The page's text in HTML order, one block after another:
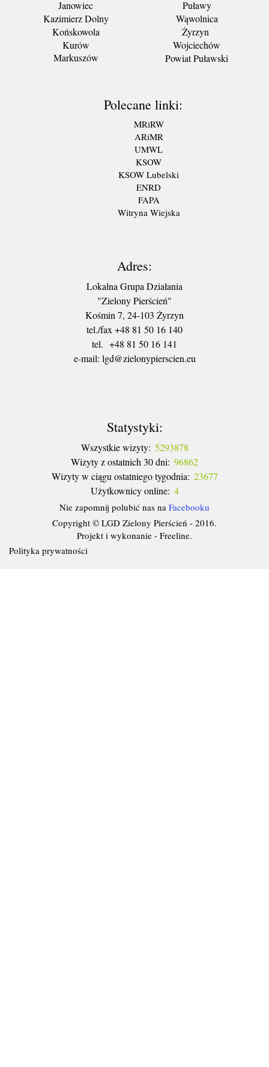
Janowiec
Kazimierz Dolny
Końskowola
Kurów
Markuszów
Puławy
Wąwolnica
Żyrzyn
Wojciechów
Powiat Puławski
Polecane linki:
MRiRW
ARiMR
UMWL
KSOW
KSOW Lubelski
ENRD
FAPA
Witryna Wiejska
Adres:
Lokalna Grupa Działania
"Zielony Pierścień"
Kośmin 7, 24-103 Żyrzyn
tel./fax +48 81 50 16 140
tel. +48 81 50 16 141
​e-mail: lgd@zielonypierscien.eu
Statystyki:
Wszystkie wizyty: 5293878
Wizyty z ostatnich 30 dni: 96862
Wizyty w ciągu ostatniego tygodnia: 23677
Użytkownicy online: 4
Nie zapomnij polubić nas na Facebooku
Copyright © LGD Zielony Pierścień - 2016.
Projekt i wykonanie - Freeline.
Polityka prywatności